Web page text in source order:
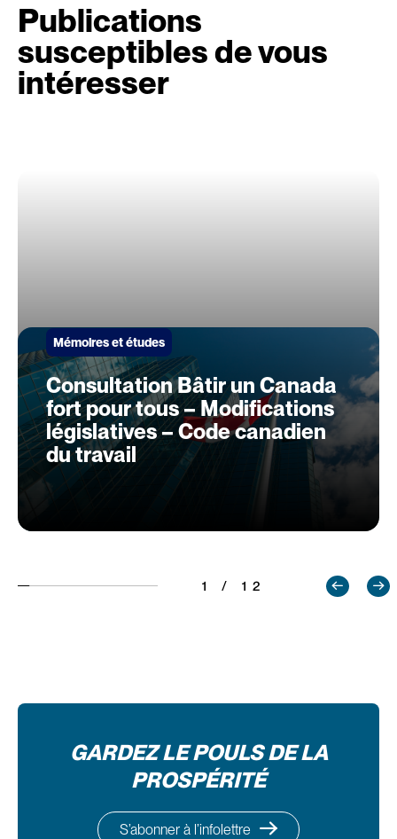
Publications
susceptibles de vous
intéresser
Mémoires et études
Consultation Bâtir un Canada
fort pour tous – Modifications
législatives – Code canadien
du travail
1 / 12
GARDEZ LE POULS DE LA
PROSPÉRITÉ
S’abonner à l’infolettre